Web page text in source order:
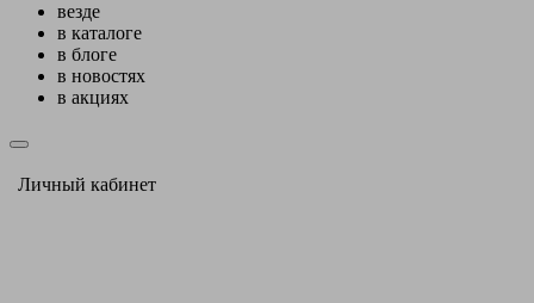
везде
в каталоге
в блоге
в новостях
в акциях
Личный кабинет